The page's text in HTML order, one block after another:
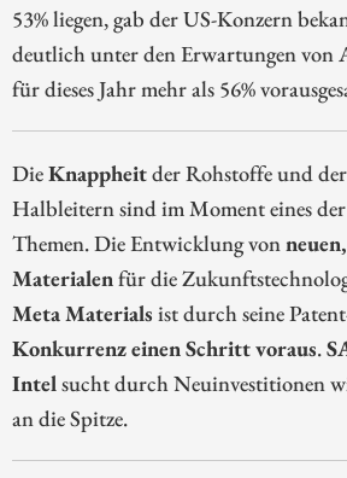
53% liegen, gab der US-Konzern
deutlich unter den Erwartungen von
für dieses Jahr mehr als 56%
DieKnappheitder Rohstoffe und
Halbleitern sind im Moment eines
Themen. Die Entwicklung von
Materialenfür die
Meta Materials ist durch seine
Konkurrenz einen Schritt voraus.
Intelsucht durch Neuinvestitionen
an die Spitze.